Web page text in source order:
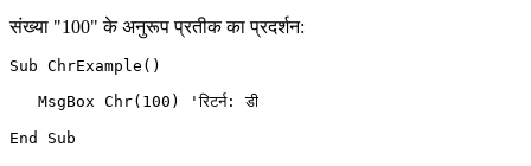
संख्या "100" के अनुरूप प्रतीक का प्रदर्शन:
Sub ChrExample()
   MsgBox Chr(100) 'रिटर्न: डी